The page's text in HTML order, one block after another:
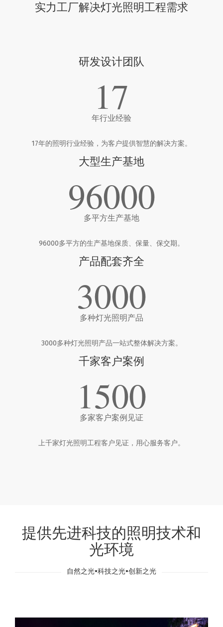
实力工厂解决灯光照明工程需求
研发设计团队
17
年行业经验
17年的照明行业经验，为客户提供智慧的解决方案。
大型生产基地
96000
多平方生产基地
96000多平方的生产基地保质、保量、保交期。
产品配套齐全
3000
多种灯光照明产品
3000多种灯光照明产品一站式整体解决方案。
千家客户案例
1500
多家客户案例见证
上千家灯光照明工程客户见证，用心服务客户。
提供先进科技的照明技术和
光环境
自然之光•科技之光•创新之光